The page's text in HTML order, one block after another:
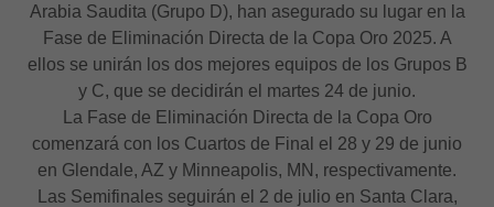
Arabia Saudita (Grupo D), han asegurado su lugar en la
Fase de Eliminación Directa de la Copa Oro 2025. A
ellos se unirán los dos mejores equipos de los Grupos B
y C, que se decidirán el martes 24 de junio.
La Fase de Eliminación Directa de la Copa Oro
comenzará con los Cuartos de Final el 28 y 29 de junio
en Glendale, AZ y Minneapolis, MN, respectivamente.
Las Semifinales seguirán el 2 de julio en Santa Clara,